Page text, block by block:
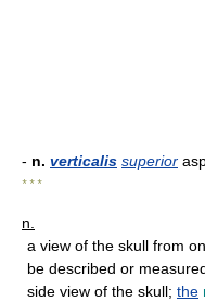
- n. verticalis superior
* * *
n.
a view of the skull from
be described or
side view of the skull; the